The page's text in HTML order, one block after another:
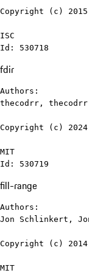
Copyright (c)
ISC
Id: 530718
fdir
Authors:
thecodrr, thecodrr
Copyright (c)
MIT
Id: 530719
fill-range
Authors:
Jon Schlinkert,
Copyright (c)
MIT